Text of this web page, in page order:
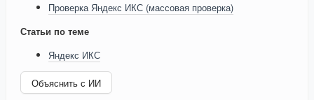
Проверка Яндекс ИКС (массовая проверка)
Статьи по теме
Яндекс ИКС
Объяснить с ИИ